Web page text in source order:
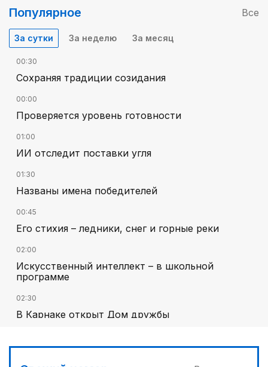
Популярное Все
За сутки За неделю За месяц
00:30
Сохраняя традиции созидания
00:00
Проверяется уровень готовности
01:00
ИИ отследит поставки угля
01:30
Названы имена победителей
00:45
Его стихия – ледники, снег и горные реки
02:00
Искусственный интеллект – в школьной
программе
02:30
В Карнаке открыт Дом дружбы
Каждый дом как хороший знакомый